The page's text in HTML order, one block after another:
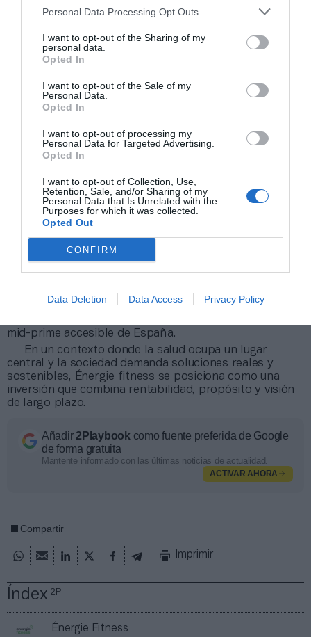
Personal Data Processing Opt Outs
I want to opt-out of the Sharing of my
personal data.
Opted In
I want to opt-out of the Sale of my
Personal Data.
Opted In
I want to opt-out of processing my
Personal Data for Targeted Advertising.
Opted In
I want to opt-out of Collection, Use,
Retention, Sale, and/or Sharing of my
Personal Data that Is Unrelated with the
Purposes for which it was collected.
Opted Out
CONFIRM
Data Deletion Data Access Privacy Policy
Índex2P
Énergie Fitness
inversor
Para el inversor, Energie fitness presenta una
genera ingresos recurrentes y estables mes a mes, a
diferencia de otros sectores. La inversión inicial, entre
200.000 y 250.000 euros antes de financiación, da
acceso a un negocio probado que ofrece un EBITDA del
35% y un cashflow anual desde 250.000 euros. El
modelo está diseñado para funcionar con una
operativos y acelerando la rentabilidad.
rendimiento de los clubes confirma
la
robustez del sistema ”, destaca Juan Francisco
Ramírez, director de expansión de Énergie Fitness
Iberia “Muchosfranquiciados ya estudian abrir un
segundo o tercer centro porque el modelo escala
muy bien y genera resultados de forma consistente
Málaga, Madrid y Barcelona, además de desarrollos en
Sevilla, Valencia y Vigo en 2026, Énergie fitness avanza
mid-prime accesible de España.
En un contexto donde la salud ocupa un lugar
central y la sociedad demanda soluciones reales y
sostenibles, Énergie fitness se posiciona como una
inversión que combina rentabilidad, propósito y visión
de largo plazo.
Añadir2Playbook como fuente preferida de Google
de forma gratuita
Mantente informado con las últimas noticias de actualidad.
ACTIVAR AHORA
Compartir
Imprimir